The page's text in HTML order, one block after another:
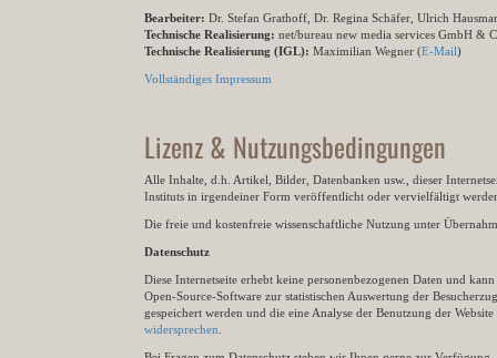
Bearbeiter: Dr. Stefan Grathoff, Dr. Regina Schäfer, Ulrich
Technische Realisierung: net/bureau new media services GmbH &
Technische Realisierung (IGL): Maximilian Wegner (E-Mail)
Vollständiges Impressum
Lizenz & Nutzungsbedingungen
Alle Inhalte, d.h. Artikel, Bilder, Datenbanken usw., dieser
Instituts in irgendeiner Form veröffentlicht oder vervielfältigt
Die freie und kostenfreie wissenschaftliche Nutzung unter
Datenschutz
Diese Internetseite erhebt keine personenbezogenen Daten und
Open-Source-Software zur statistischen Auswertung der
gespeichert werden und die eine Analyse der Benutzung der
widersprechen